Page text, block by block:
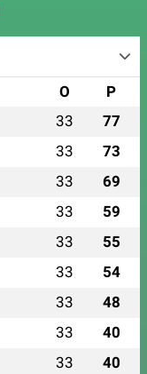
O P
33 77
33 73
33 69
33 59
33 55
33 54
33 48
33 40
33 40